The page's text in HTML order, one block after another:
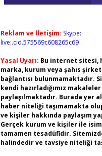
Reklam ve İletişim: Skype:
live:.cid.575569c608265c69
Yasal Uyarı: Bu internet sitesi,
marka, kurum veya şahıs
bağlantısı bulunmamaktadır.
kendi hazırladığımız makaleler
paylaşılmaktadır. Burada yer
haber niteliği taşımamakta
ve kişiler hakkında paylaşım
Gerçek kurum ve kişiler ile
tamamen tesadüfidir.
halindedir ve tavsiye niteliği